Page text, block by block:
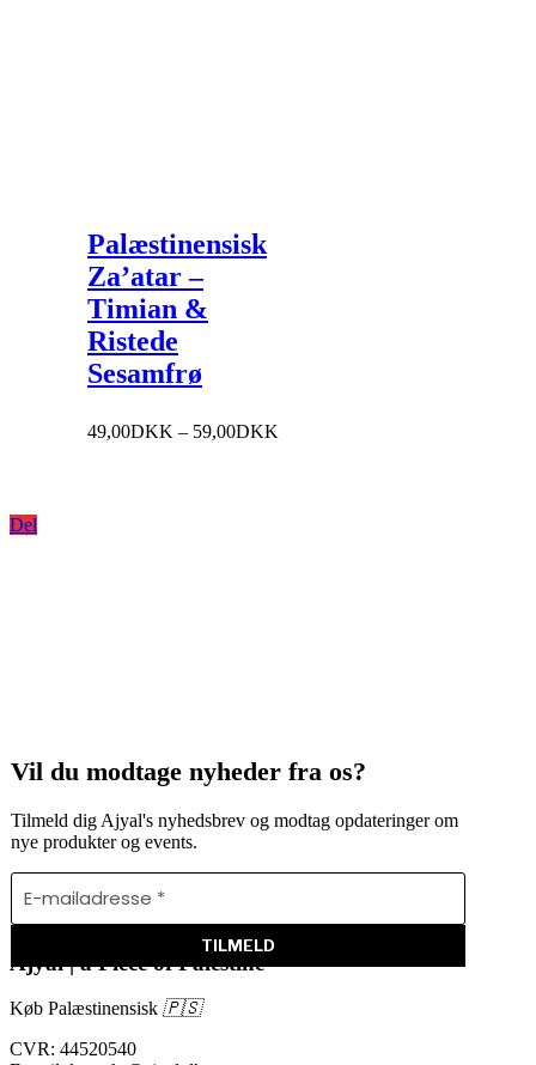
Palæstinensisk
Za’atar –
Timian &
Ristede
Sesamfrø
49,00DKK – 59,00DKK
Del
Vil du modtage nyheder fra os?
Tilmeld dig Ajyal's nyhedsbrev og modtag opdateringer om
nye produkter og events.
Ajyal | a Piece of Palestine
Køb Palæstinensisk 🇵🇸
CVR: 44520540